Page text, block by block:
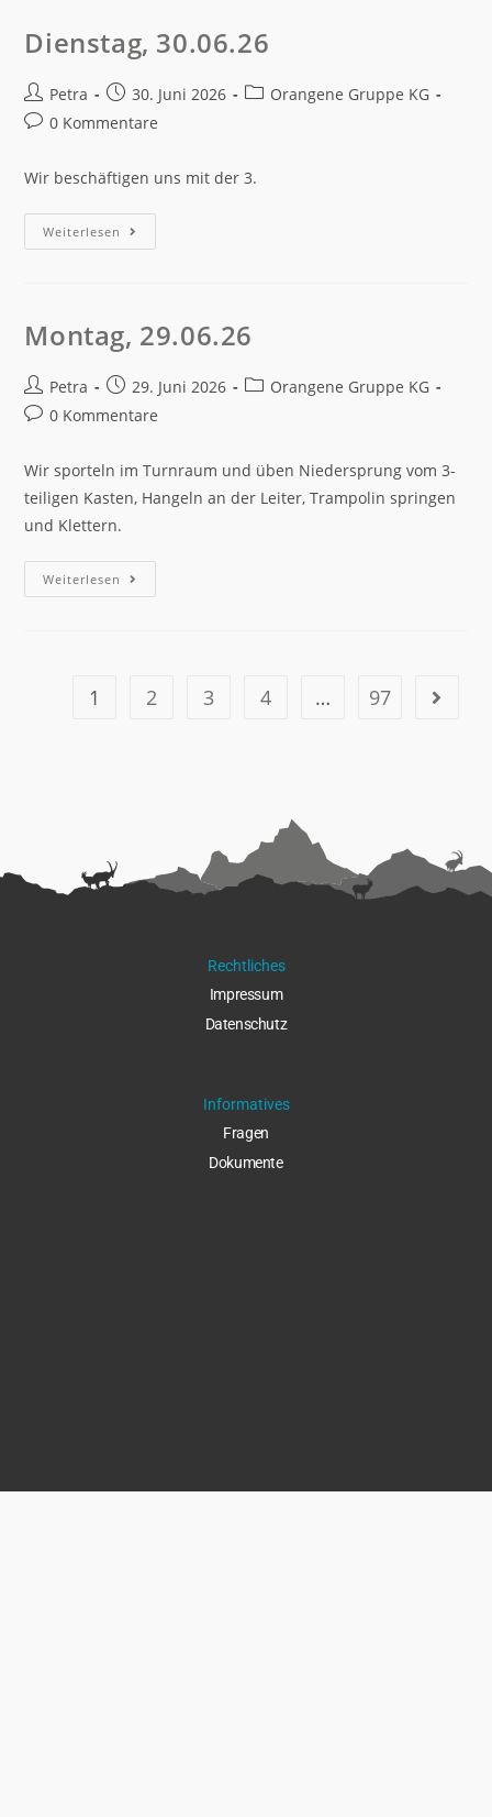
Dienstag, 30.06.26
Petra 30. Juni 2026
Orangene Gruppe KG
0 Kommentare
Wir beschäftigen uns mit der 3.
Weiterlesen
Montag, 29.06.26
Petra 29. Juni 2026
Orangene Gruppe KG
0 Kommentare
Wir sporteln im Turnraum und üben Niedersprung vom 3-
teiligen Kasten, Hangeln an der Leiter, Trampolin springen
und Klettern.
Weiterlesen
1 2 3 4 … 97
Rechtliches
Impressum
Datenschutz
Informatives
Fragen
Dokumente